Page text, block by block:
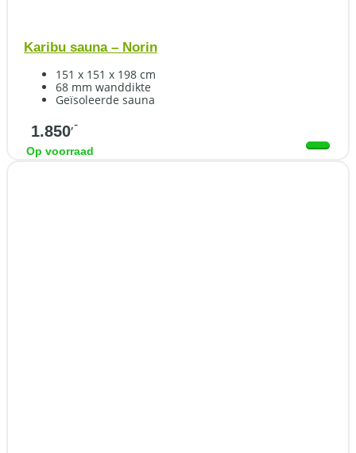
Karibu sauna – Norin
151 x 151 x 198 cm
68 mm wanddikte
Geïsoleerde sauna
1.850,-
Op voorraad